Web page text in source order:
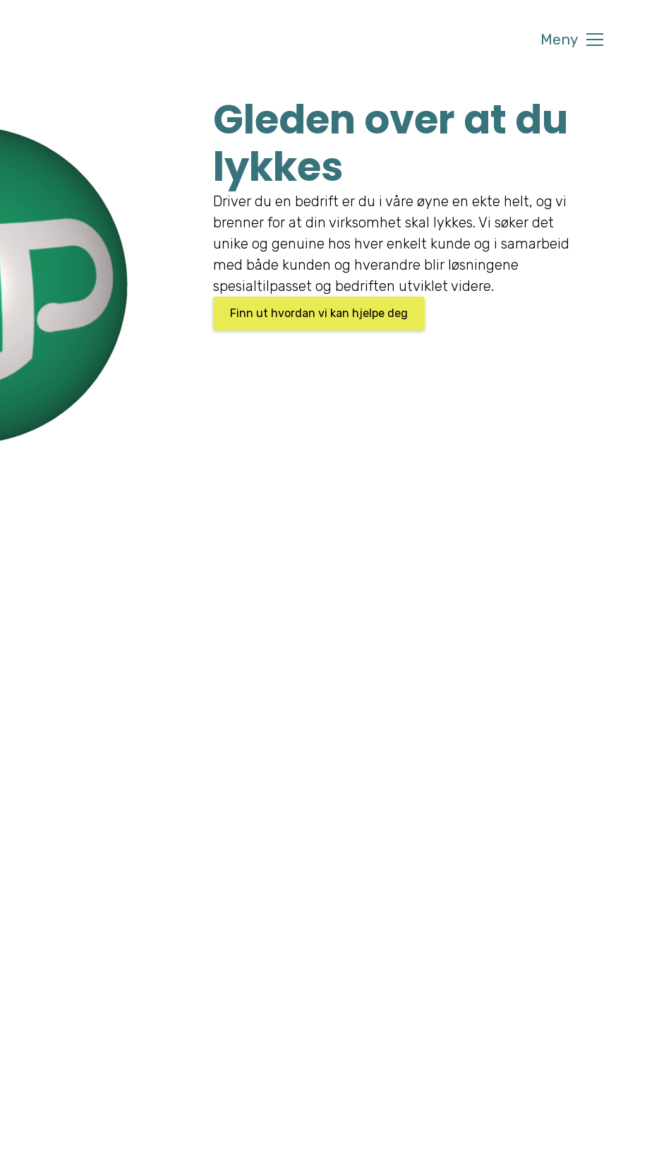
Meny
Gleden over at du
lykkes
Driver du en bedrift er du i våre øyne en ekte helt, og vi
brenner for at din virksomhet skal lykkes. Vi søker det
unike og genuine hos hver enkelt kunde og i samarbeid
med både kunden og hverandre blir løsningene
spesialtilpasset og bedriften utviklet videre.
Finn ut hvordan vi kan hjelpe deg